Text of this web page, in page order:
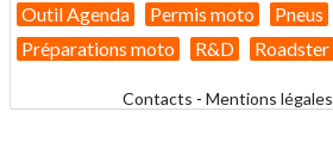
Outil Agenda
Permis moto Pneus
Préparations moto
R&D Roadster
Contacts - Mentions légales